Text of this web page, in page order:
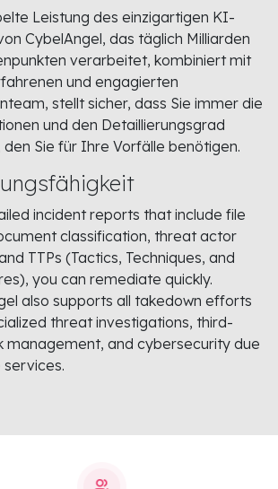
Leistung des einzigartigen KI-
CybelAngel, das täglich Milliarden
verarbeitet, kombiniert mit
und engagierten
stellt sicher, dass Sie immer die
und den Detaillierungsgrad
Sie für Ihre Vorfälle benötigen.
incident reports that include file
classification, threat actor
TTPs (Tactics, Techniques, and
you can remediate quickly.
also supports all takedown efforts
threat investigations, third-
management, and cybersecurity due
services.